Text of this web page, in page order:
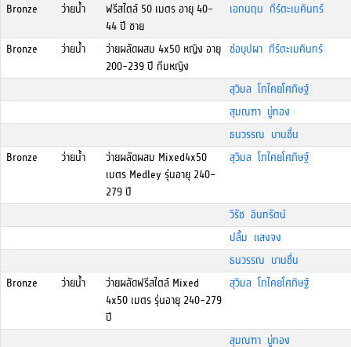
Bronze ว่ายน้ำ
ฟรีสไตล์ 50 เมตร อายุ 40-
44 ปี ชาย
เอกนฤน กีร์ตะเมคินทร์
Bronze ว่ายน้ำ
ว่ายผลัดผสม 4x50 หญิง อายุ
200-239 ปี ทีมหญิง
ช่อบุปผา กีร์ตะเมคินทร์
สุวิมล โภไคยโศภิษฐ์
สุมณฑา บู่ทอง
ธนวรรณ บานชื่น
Bronze
ว่ายน้ำ
ว่ายผลัดผสม Mixed4x50
เมตร Medley รุ่นอายุ 240-
279 ปี
สุวิมล โภไคยโศภิษฐ์
วิรัช อินทรัตน์
ปลื้ม แสงจง
ธนวรรณ บานชื่น
Bronze
ว่ายน้ำ
ว่ายผลัดฟรีสไตล์ Mixed
4x50 เมตร รุ่นอายุ 240-279
ปี
สุวิมล โภไคยโศภิษฐ์
สุมณฑา บู่ทอง